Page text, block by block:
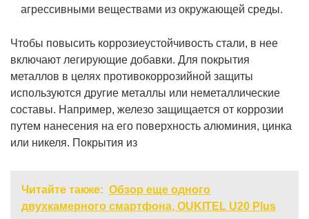
агрессивными веществами из окружающей среды.
Чтобы повысить коррозиеустойчивость стали, в нее
включают легирующие добавки. Для покрытия
металлов в целях противокоррозийной защиты
используются другие металлы или неметаллические
составы. Например, железо защищается от коррозии
путем нанесения на его поверхность алюминия, цинка
или никеля. Покрытия из
Читайте также: Обзор еще одного
двухкамерного смартфона, OUKITEL U20 Plus